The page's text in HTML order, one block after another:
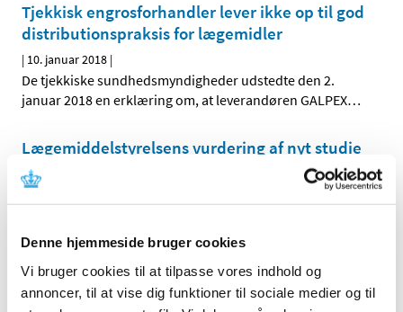
Denne hjemmeside bruger cookies
Vi bruger cookies til at tilpasse vores indhold og
annoncer, til at vise dig funktioner til sociale medier og til
Tjekkisk engrosforhandler lever ikke op til god
distributionspraksis for lægemidler
| 10. januar 2018 |
De tjekkiske sundhedsmyndigheder udstedte den 2.
januar 2018 en erklæring om, at leverandøren GALPEX…
Lægemiddelstyrelsens vurdering af nyt studie
om brug af ibuprofen og risiko for ændring af
hormonbalancen hos mænd
Et nyt dansk-fransk studie, Ibuprofen alters human
Innovair NEXThaler® får generelt tilskud